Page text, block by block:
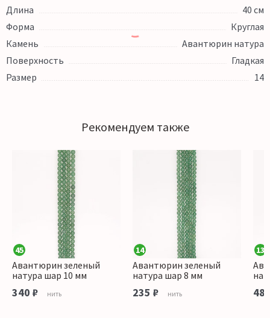
Длина
40 см
Форма
Круглая
Камень
Авантюрин натура
Поверхность
Гладкая
Размер
14
Рекомендуем также
45
Авантюрин зеленый
натура шар 10 мм
340 ₽ нить
14
Авантюрин зеленый
натура шар 8 мм
235 ₽ нить
13